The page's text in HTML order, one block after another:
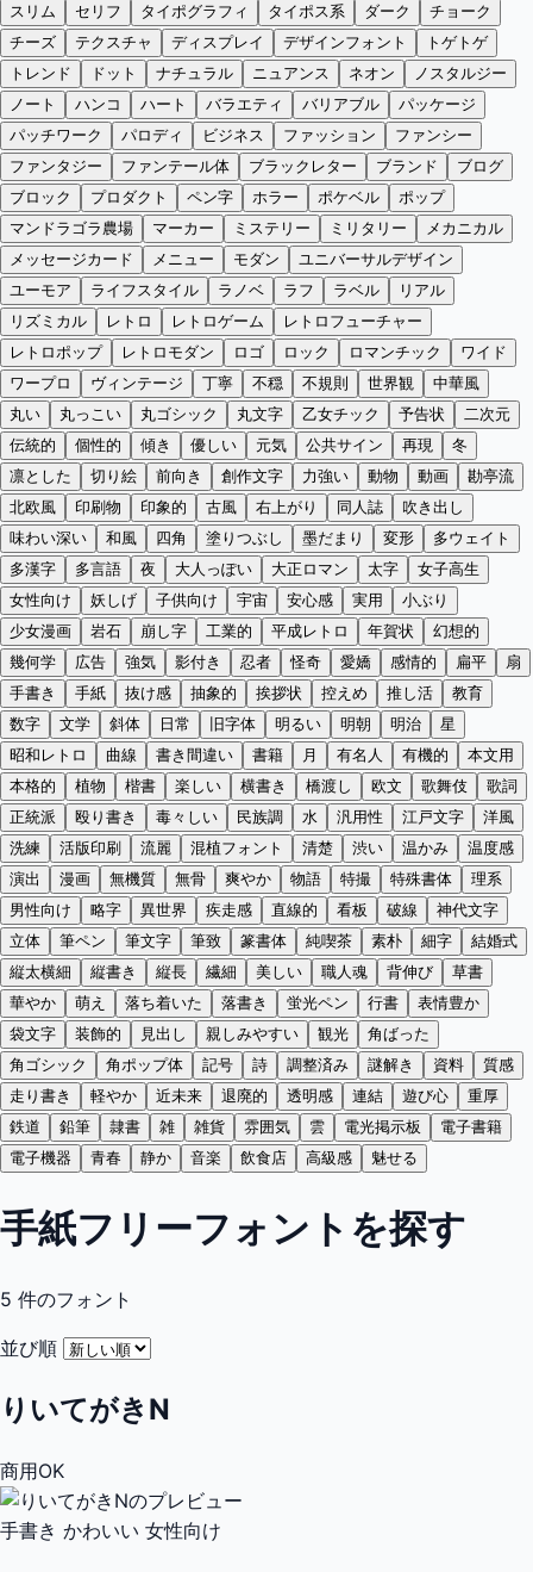
スリム
セリフ タイポグラフィ タイポス系 ダーク
チョーク
チーズ
テクスチャ ディスプレイ デザインフォント
トゲトゲ
トレンド
ドット ナチュラル ニュアンス ネオン
ノスタルジー
ノート
ハンコ ハート バラエティ バリアブル
パッケージ
パッチワーク
パロディ ビジネス ファッション
ファンシー
ファンタジー
ファンテール体 ブラックレター ブランド
ブログ
ブロック
プロダクト ペン字 ホラー ポケベル
ポップ
マンドラゴラ農場
マーカー ミステリー ミリタリー
メカニカル
メッセージカード
メニュー モダン
ユニバーサルデザイン
ユーモア
ライフスタイル ラノベ ラフ ラベル
リアル
リズミカル
レトロ レトロゲーム
レトロフューチャー
レトロポップ
レトロモダン ロゴ ロック ロマンチック
ワイド
ワープロ
ヴィンテージ 丁寧 不穏 不規則 世界観
中華風
丸い
丸っこい 丸ゴシック 丸文字 乙女チック 予告状
二次元
伝統的
個性的 傾き 優しい 元気 公共サイン 再現
冬
凛とした
切り絵 前向き 創作文字 力強い 動物 動画
勘亭流
北欧風
印刷物 印象的 古風 右上がり 同人誌
吹き出し
味わい深い
和風 四角 塗りつぶし 墨だまり 変形
多ウェイト
多漢字
多言語 夜 大人っぽい 大正ロマン 太字
女子高生
女性向け
妖しげ 子供向け 宇宙 安心感 実用
小ぶり
少女漫画
岩石 崩し字 工業的 平成レトロ 年賀状
幻想的
幾何学
広告 強気 影付き 忍者 怪奇 愛嬌 感情的 扁平
扇
手書き
手紙 抜け感 抽象的 挨拶状 控えめ 推し活
教育
数字
文学 斜体 日常 旧字体 明るい 明朝 明治
星
昭和レトロ
曲線 書き間違い 書籍 月 有名人 有機的
本文用
本格的
植物 楷書 楽しい 横書き 橋渡し 欧文 歌舞伎
歌詞
正統派
殴り書き 毒々しい 民族調 水 汎用性 江戸文字
洋風
洗練
活版印刷 流麗 混植フォント 清楚 渋い 温かみ
温度感
演出
漫画 無機質 無骨 爽やか 物語 特撮 特殊書体
理系
男性向け
略字 異世界 疾走感 直線的 看板 破線
神代文字
立体
筆ペン 筆文字 筆致 篆書体 純喫茶 素朴 細字
結婚式
縦太横細
縦書き 縦長 繊細 美しい 職人魂 背伸び
草書
華やか
萌え 落ち着いた 落書き 蛍光ペン 行書
表情豊か
袋文字
装飾的 見出し 親しみやすい 観光
角ばった
角ゴシック
角ポップ体 記号 詩 調整済み 謎解き 資料
質感
走り書き
軽やか 近未来 退廃的 透明感 連結 遊び心
重厚
鉄道
鉛筆 隷書 雑 雑貨 雰囲気 雲 電光掲示板
電子書籍
電子機器
青春 静か 音楽 飲食店 高級感 魅せる
手紙フリーフォントを探す
5 件のフォント
並び順
りいてがきN
商用OK
手書き かわいい 女性向け